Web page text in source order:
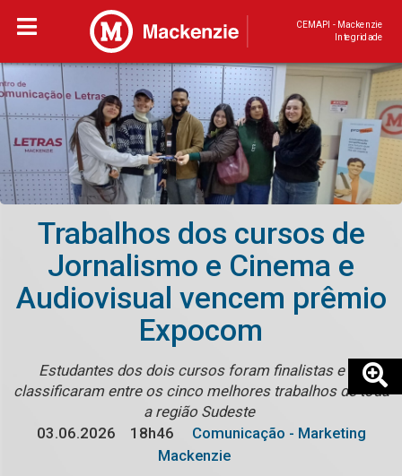
CEMAPI - Mackenzie
Integridade
Trabalhos dos cursos de
Jornalismo e Cinema e
Audiovisual vencem prêmio
Expocom
Estudantes dos dois cursos foram finalistas e se
classificaram entre os cinco melhores trabalhos de toda
a região Sudeste
03.06.2026
18h46
Comunicação - Marketing
Mackenzie